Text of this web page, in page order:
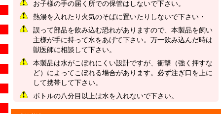
お子様の手の届く所での保管はしないで下さい。
熱湯を入れたり火気のそばに置いたりしないで下さい・
誤って部品を飲み込む恐れがありますので、本製品を飼い
主様が手に持って水をあげて下さい。万一飲み込んだ時は
獣医師に相談して下さい。
本製品は水がこぼれにくい設計ですが、衝撃（強く押すな
ど）によってこぼれる場合があります。必ず注ぎ口を上に
して携帯して下さい。
ボトルの八分目以上は水を入れないで下さい。